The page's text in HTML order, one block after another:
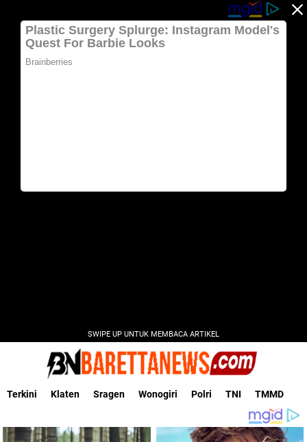
SWIPE UP UNTUK MEMBACA ARTIKEL
Terkini Klaten Sragen Wonogiri Polri TNI TMMD